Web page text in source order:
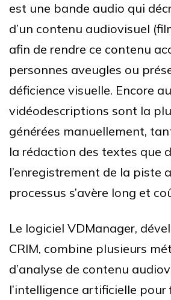
est une bande audio qui
d’un contenu audiovisuel
afin de rendre ce contenu
personnes aveugles ou
déficience visuelle. Encore
vidéodescriptions sont la
générées manuellement,
la rédaction des textes que
l’enregistrement de la piste
processus s’avère long et
Le logiciel VDManager,
CRIM, combine plusieurs
d’analyse de contenu
l’intelligence artificielle pour